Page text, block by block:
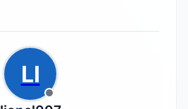
LI